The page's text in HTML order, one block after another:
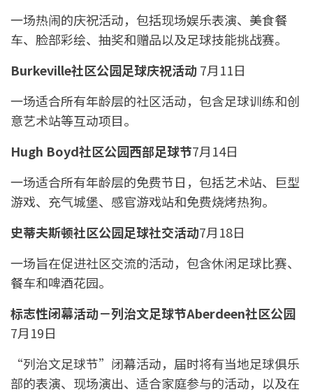
一场热闹的庆祝活动，包括现场娱乐表演、美食餐
车、脸部彩绘、抽奖和赠品以及足球技能挑战赛。
Burkeville社区公园足球庆祝活动7月11日
一场适合所有年龄层的社区活动，包含足球训练和创
意艺术站等互动项目。
Hugh Boyd社区公园西部足球节7月14日
一场适合所有年龄层的免费节日，包括艺术站、巨型
游戏、充气城堡、感官游戏站和免费烧烤热狗。
史蒂夫斯顿社区公园足球社交活动7月18日
一场旨在促进社区交流的活动，包含休闲足球比赛、
餐车和啤酒花园。
标志性闭幕活动－列治文足球节Aberdeen社区公园
7月19日
“列治文足球节”闭幕活动，届时将有当地足球俱乐
部的表演、现场演出、适合家庭参与的活动，以及在